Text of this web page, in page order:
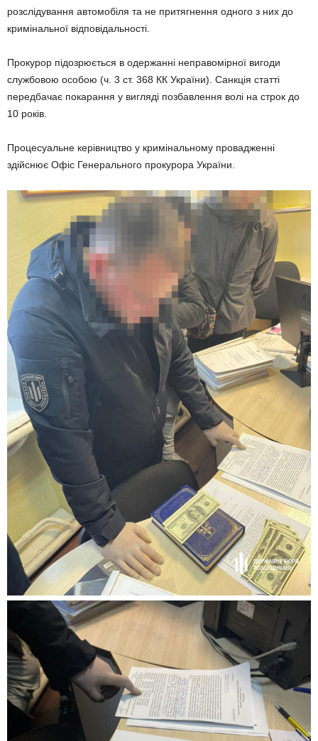
розслідування автомобіля та не притягнення одного з них до
кримінальної відповідальності.
Прокурор підозрюється в одержанні неправомірної вигоди
службовою особою (ч. 3 ст. 368 КК України). Санкція статті
передбачає покарання у вигляді позбавлення волі на строк до
10 років.
Процесуальне керівництво у кримінальному провадженні
здійснює Офіс Генерального прокурора України.